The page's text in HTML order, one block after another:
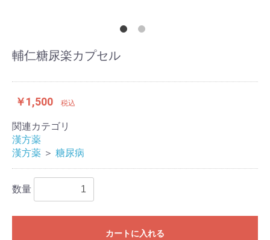
輔仁糖尿楽カプセル
￥1,500 税込
関連カテゴリ
漢方薬
漢方薬 ＞ 糖尿病
数量
カートに入れる